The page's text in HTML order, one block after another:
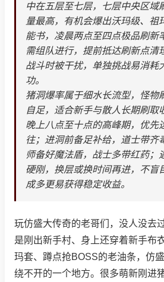
中在五层至七层，七层中央区域
量最高，有机会爆出沃玛级、祖
能书，凌晨两点至四点极品刷新
需组队进行，提前抵达刷新点清
战斗时被干扰，单独挑战易消耗
功。
猪洞爆率属于细水长流型，怪物
自足，适合新手与散人长期刷取
晚上八点至十点的高峰期，优先
往；进洞前备足补给，道士带齐
师备好魔法盾，战士多带红药；
硬刚，换层或换时间再进，不盲
成多更易获得稳定收益。
玩仿盛大传奇的老哥们，没人没去
是刚出新手村、身上还穿着新手布
玛套、蹲点抢BOSS的老油条，仿
绕不开的一个地方。很多萌新刚进